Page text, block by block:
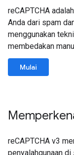
reCAPTCHA
Anda dari spam
menggunakan
membedakan
Mulai
reCAPTCHA v3
penyalahgunaan